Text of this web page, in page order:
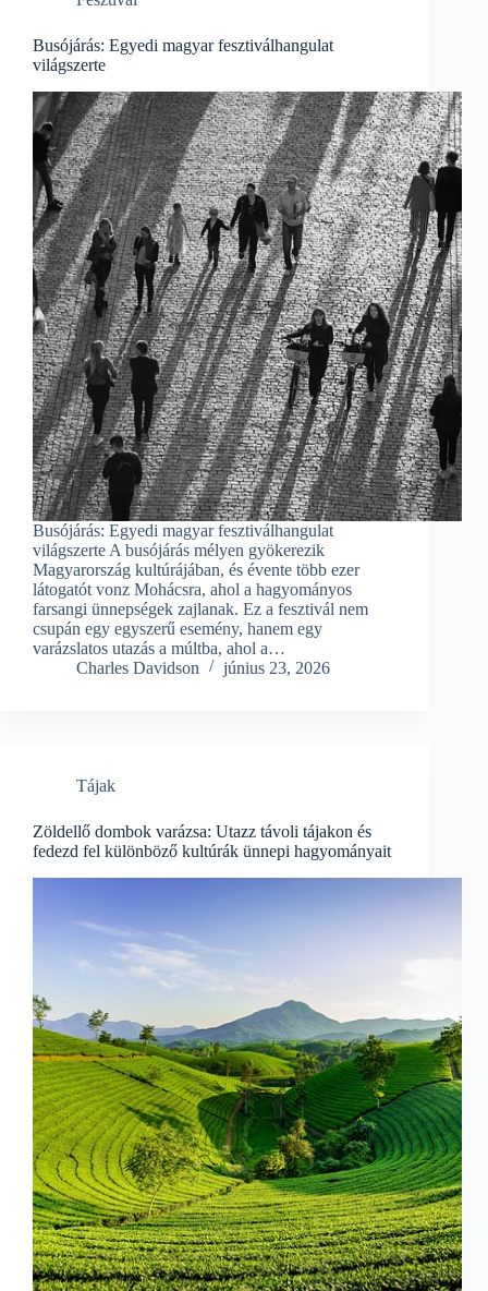
Busójárás: Egyedi magyar fesztiválhangulat
világszerte
Busójárás: Egyedi magyar fesztiválhangulat
világszerte A busójárás mélyen gyökerezik
Magyarország kultúrájában, és évente több ezer
látogatót vonz Mohácsra, ahol a hagyományos
farsangi ünnepségek zajlanak. Ez a fesztivál nem
csupán egy egyszerű esemény, hanem egy
varázslatos utazás a múltba, ahol a…
Charles Davidson
június 23, 2026
Tájak
Zöldellő dombok varázsa: Utazz távoli tájakon és
fedezd fel különböző kultúrák ünnepi hagyományait